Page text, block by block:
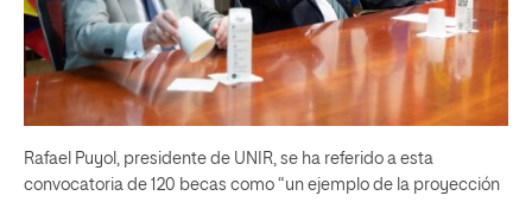
Rafael Puyol, presidente de UNIR, se ha referido a esta
convocatoria de 120 becas como “un ejemplo de la proyección